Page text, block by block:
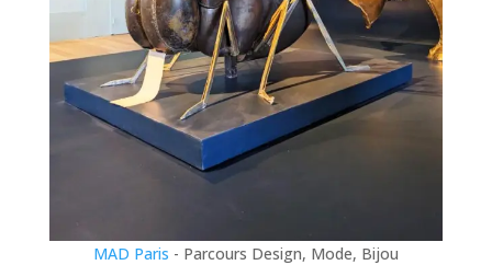
MAD Paris - Parcours Design, Mode, Bijou